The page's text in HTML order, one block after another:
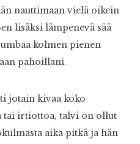
nauttimaan vielä oikein
lisäksi lämpenevä sää
kolmen pienen
pahoillani.
jotain kivaa koko
tai irtiottoa, talvi on ollut
aika pitkä ja hän